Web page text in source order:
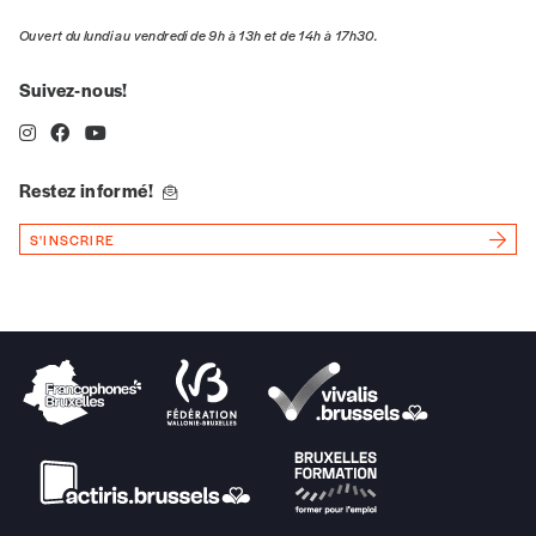
AJOUTER
Édition numérique
AJOUTER
Offre découverte
Vous souhaitez découvrir Imag? Nous vous
Ouvert du lundi au vendredi de 9h à 13h et de 14h à 17h30.
Suivez-nous!
Restez informé!
S'INSCRIRE